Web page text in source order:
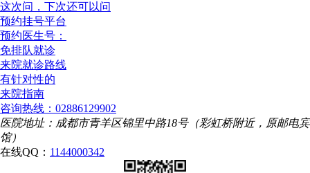
这次问，下次还可以问
预约挂号平台
预约医生号：
免排队就诊
来院就诊路线
有针对性的
来院指南
咨询热线：02886129902
医院地址：成都市青羊区锦里中路18号（彩虹桥附近，原邮电宾
馆）
在线QQ： 1144000342